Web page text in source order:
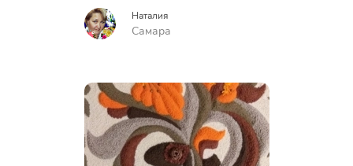
Наталия
Самара